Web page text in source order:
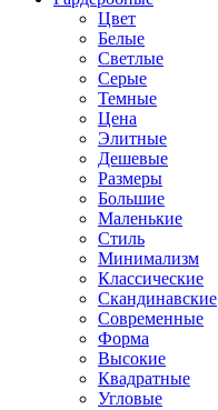
Цвет
Белые
Светлые
Серые
Темные
Цена
Элитные
Дешевые
Размеры
Большие
Маленькие
Стиль
Минимализм
Классические
Скандинавские
Современные
Форма
Высокие
Квадратные
Угловые